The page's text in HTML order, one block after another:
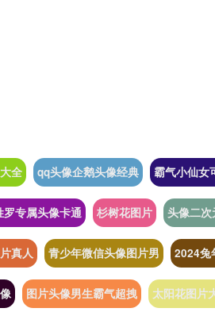
全 qq头像企鹅头像经典 霸气小仙女
罗专属头像卡通 杉树花图片 头像二次
真人 青少年微信头像图片男 2024兔
图片头像男生霸气超拽 太阳花图片